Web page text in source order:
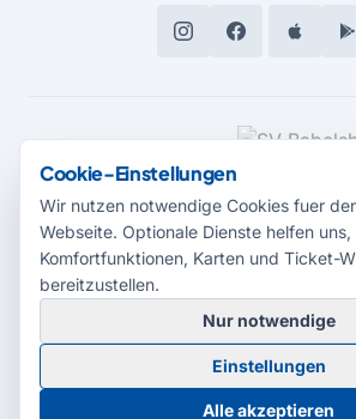
MEDIENPARTNER
© 2026 Radio Potsdam. Webseite entwickelt
Babelsberg
BarrierefreiheitserklärungAGB
Cookie-Einstellungen
Wir nutzen notwendige Cookies fuer
Webseite. Optionale Dienste helfen uns,
Komfortfunktionen, Karten und Ticket-
bereitzustellen.
Nur notwendige
Einstellungen
Alle akzeptieren